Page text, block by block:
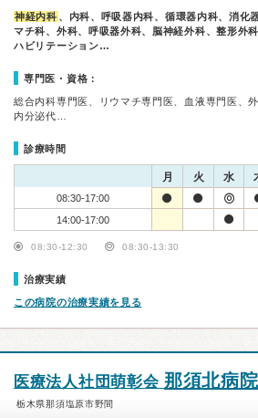
神経内科 、内科、呼吸器内科、循環器内科、消化
マチ科、外科、呼吸器外科、脳神経外科、整形外
ハビリテーション…
専門医・資格：
総合内科専門医、リウマチ専門医、血液専門医、
内分泌代…
診療時間
月 火 水
08:30-17:00
14:00-17:00
08:30-12:30 08:30-13:30
治療実績
この病院の治療実績を見る
医療法人社団萌彰会 那須北病院
栃木県那須塩原市野間